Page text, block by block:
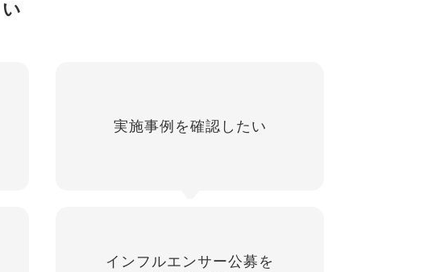
実施事例を確認したい
インフルエンサー公募を